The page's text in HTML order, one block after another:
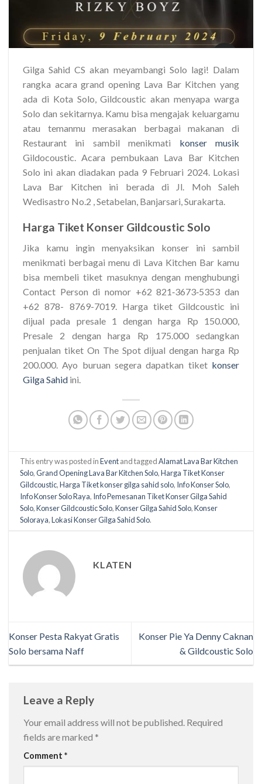
Gilga Sahid CS akan meyambangi Solo lagi! Dalam
rangka acara grand opening Lava Bar Kitchen yang
ada di Kota Solo, Gildcoustic akan menyapa warga
Solo dan sekitarnya. Kamu bisa mengajak keluargamu
atau temanmu merasakan berbagai makanan di
Restaurant ini sambil menikmati konser musik
Gildocoustic. Acara pembukaan Lava Bar Kitchen
Solo ini akan diadakan pada 9 Februari 2024. Lokasi
Lava Bar Kitchen ini berada di Jl. Moh Saleh
Wedisastro No.2 , Setabelan, Banjarsari, Surakarta.
Harga Tiket Konser Gildcoustic Solo
Jika kamu ingin menyaksikan konser ini sambil
menikmati berbagai menu di Lava Kitchen Bar kamu
bisa membeli tiket masuknya dengan menghubungi
Contact Person di nomor +62 821‑3673‑5353 dan
+62 878- 8769-7019. Harga tiket Gildcoustic ini
dijual pada presale 1 dengan harga Rp 150.000,
Presale 2 dengan harga Rp 175.000 sedangkan
penjualan tiket On The Spot dijual dengan harga Rp
200.000. Ayo buruan segera dapatkan tiket konser
Gilga Sahid ini.
This entry was posted inEventand taggedAlamat Lava Bar Kitchen
Solo,Grand Opening Lava Bar Kitchen Solo,Harga Tiket Konser
Gildcoustic,Harga Tiket konser gilga sahid solo, Info Konser Solo,
Info Konser Solo Raya, Info Pemesanan Tiket Konser Gilga Sahid
Solo,Konser Gildcoustic Solo,Konser Gilga Sahid Solo,Konser
Soloraya,Lokasi Konser Gilga Sahid Solo.
KLATEN
Konser Pesta Rakyat Gratis
Solo bersama Naff
Konser Pie Ya Denny Caknan
& Gildcoustic Solo
Leave a Reply
Your email address will not be published. Required
fields are marked *
Comment *